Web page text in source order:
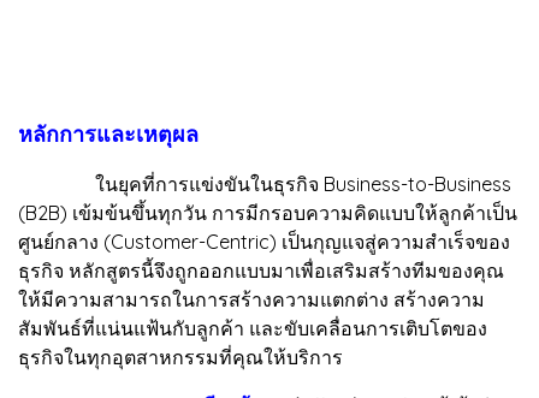
หลักการและเหตุผล
ในยุคที่การแข่งขันในธุรกิจ Business-to-Business
(B2B) เข้มข้นขึ้นทุกวัน การมีกรอบความคิดแบบให้ลูกค้าเป็น
ศูนย์กลาง (Customer-Centric) เป็นกุญแจสู่ความสำเร็จของ
ธุรกิจ หลักสูตรนี้จึงถูกออกแบบมาเพื่อเสริมสร้างทีมของคุณ
ให้มีความสามารถในการสร้างความแตกต่าง สร้างความ
สัมพันธ์ที่แน่นแฟ้นกับลูกค้า และขับเคลื่อนการเติบโตของ
ธุรกิจในทุกอุตสาหกรรมที่คุณให้บริการ